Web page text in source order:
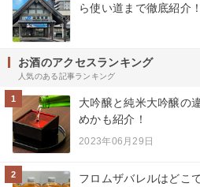
ら使い道まで徹底紹介！
お酒のアクセスランキング
人気のある記事ランキング
1
大吟醸と純米大吟醸の
めかも紹介！
2023年06月29日
2
フロムザバレルはどこ